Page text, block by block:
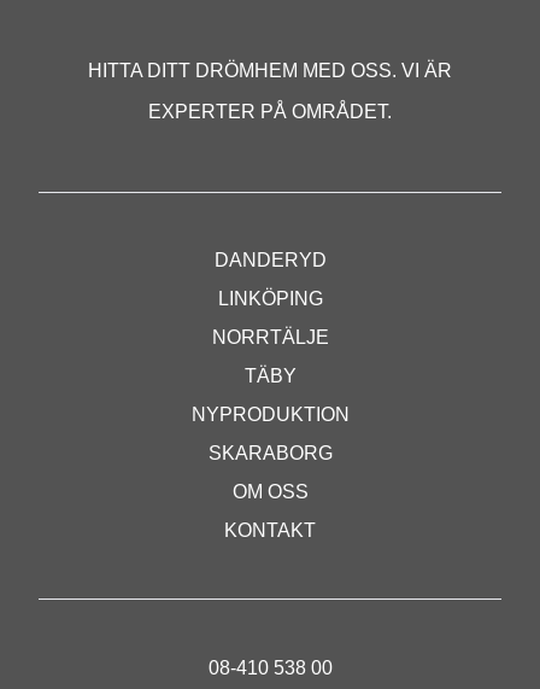
HITTA DITT DRÖMHEM MED OSS. VI ÄR
EXPERTER PÅ OMRÅDET.
DANDERYD
LINKÖPING
NORRTÄLJE
TÄBY
NYPRODUKTION
SKARABORG
OM OSS
KONTAKT
08-410 538 00